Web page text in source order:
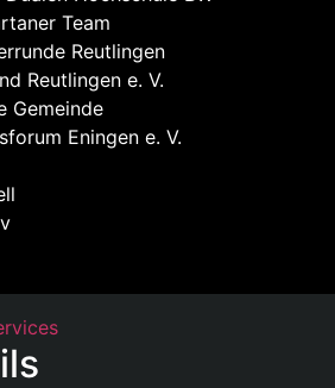
Team
Reutlingen
Reutlingen e. V.
Gemeinde
Eningen e. V.